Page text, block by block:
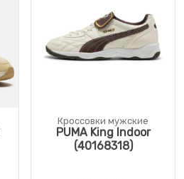
Кроссовки мужские
PUMA King Indoor
(40168318)